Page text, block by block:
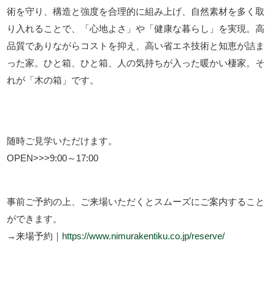
術を守り、構造と強度を合理的に組み上げ、自然素材を多く取
り入れることで、「心地よさ」や「健康な暮らし」を実現。高
品質でありながらコストを抑え、高い省エネ技術と知恵が詰ま
った家。ひと箱、ひと箱、人の気持ちが入った暖かい棲家。そ
れが「木の箱」です。
随時ご見学いただけます。
OPEN>>>9:00～17:00
事前ご予約の上、ご来場いただくとスムーズにご案内すること
ができます。
→来場予約｜ https://www.nimurakentiku.co.jp/reserve/